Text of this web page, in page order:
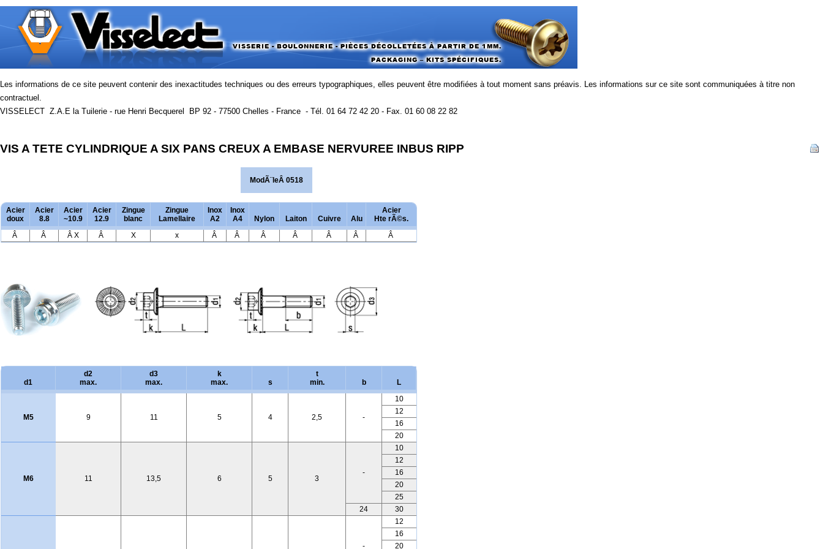
Les informations de ce site peuvent contenir des inexactitudes techniques ou des erreurs typographiques, elles peuvent être modifiées à tout moment sans préavis. Les informations sur ce site sont communiquées à titre non
contractuel.
VISSELECT Z.A.E la Tuilerie - rue Henri Becquerel BP 92 - 77500 Chelles - France - Tél. 01 64 72 42 20 - Fax. 01 60 08 22 82
VIS A TETE CYLINDRIQUE A SIX PANS CREUX A EMBASE NERVUREE INBUS RIPP
ModÃ¨leÂ 0518
Acier
doux
Acier
8.8
Acier
~10.9
Acier
12.9
Zingue
blanc
Zingue
Lamellaire
Inox
A2
Inox
A4
Nylon Laiton Cuivre Alu
Acier
Hte rÃ©s.
Â
Â Â X Â X x Â Â Â Â Â Â Â
d1
d2
max.
d3
max.
k
max.
s
t
min.
b L
M5 9 11 5 4 2,5 -
10
12
16
20
M6 11 13,5 6 5 3
-
10
12
16
20
25
24
30
-
12
16
20